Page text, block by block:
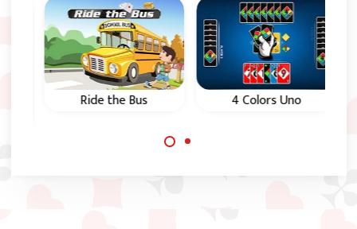
Ride the Bus
contrincantes.
4 Colors Uno
computadoras.